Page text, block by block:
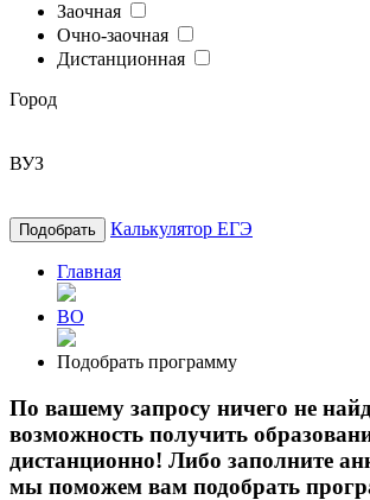
Заочная
Очно-заочная
Дистанционная
Город
ВУЗ
Подобрать Калькулятор ЕГЭ
Главная
ВО
Подобрать программу
По вашему запросу ничего не
возможность получить
дистанционно! Либо заполните
мы поможем вам подобрать